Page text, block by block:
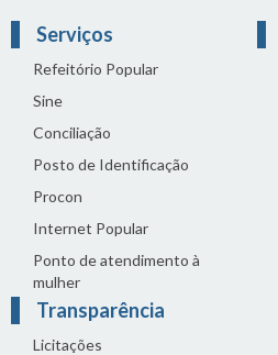
Serviços
Refeitório Popular
Sine
Conciliação
Posto de Identificação
Procon
Internet Popular
Ponto de atendimento à
mulher
Transparência
Licitações